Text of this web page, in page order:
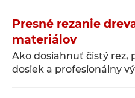
Presné rezanie
materiálov
Ako dosiahnuť čistý rez,
dosiek a profesionálny